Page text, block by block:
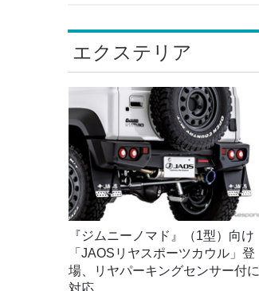
エクステリア
『ジムニーノマド』（1型）向け
「JAOSリヤスポーツカウル」登
場、リヤパーキングセンサー付に
対応